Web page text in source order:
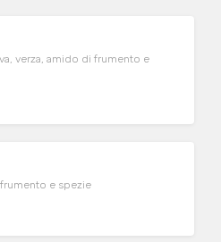
verza, amido di frumento e
e spezie